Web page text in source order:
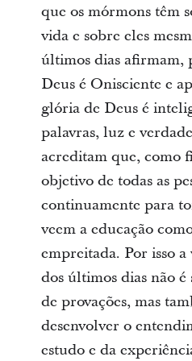
que os mórmons têm
vida e sobre eles
últimos dias afirmam,
Deus é Onisciente e
glória de Deus é
palavras, luz e
acreditam que, como
objetivo de todas as
continuamente para
veem a educação
empreitada. Por isso a
dos últimos dias não
de provações, mas
desenvolver o
estudo e da